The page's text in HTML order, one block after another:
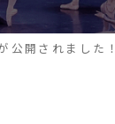
開されました！